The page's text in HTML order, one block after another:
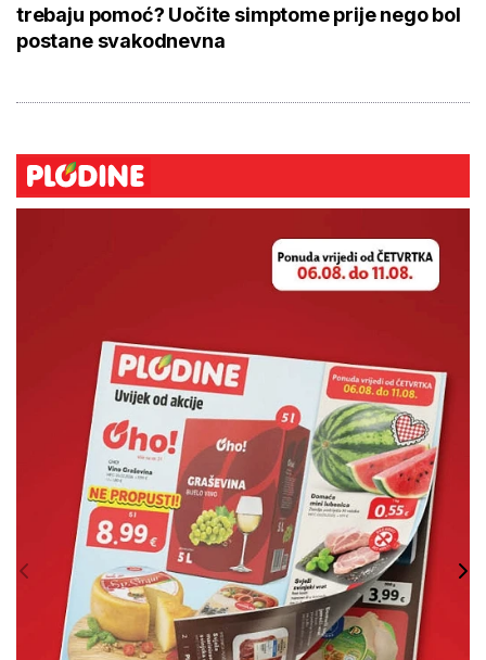
trebaju pomoć? Uočite simptome prije nego bol
postane svakodnevna